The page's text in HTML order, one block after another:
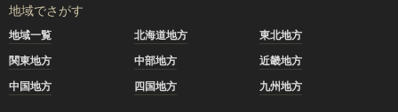
地域でさがす
地域一覧 北海道地方
東北地方
関東地方
中部地方
近畿地方
中国地方
四国地方 九州地方